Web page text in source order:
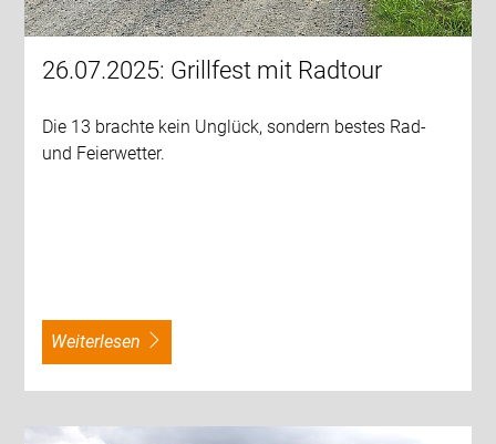
26.07.2025: Grillfest mit Radtour
Die 13 brachte kein Unglück, sondern bestes Rad-
und Feierwetter.
weiterlesen